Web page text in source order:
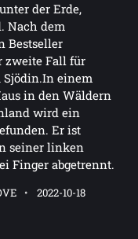
der Erde,
Nach dem
Bestseller
zweite Fall für
einem
in den Wäldern
wird ein
Er ist
seiner linken
Finger abgetrennt.
2022-10-18